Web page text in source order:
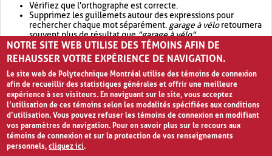
Vérifiez que l'orthographe est correcte.
Supprimez les guillemets autour des expressions pour
rechercher chaque mot séparément. garage à véloretournera
souvent plus de résultat que"garage à vélo".
Envisagez d'élargir votre recherche avec OR.garage OR vélo
retournera souvent plus de résultat quegarage à vélo
NOTRE SITE WEB UTILISE DES TÉMOINS AFIN DE
REHAUSSER VOTRE EXPÉRIENCE DE NAVIGATION.
Le site web de Polytechnique Montréal utilise des témoins de connexion
afin de recueillir des statistiques générales et offrir une meilleure
expérience à ses visiteurs. En naviguant sur le site, vous acceptez
l’utilisation de ces témoins selon les modalités spécifiées aux conditions
d’utilisation. Vous pouvez refuser les témoins de connexion en modifiant
vos paramètres de navigation. Pour en savoir plus sur le recours aux
témoins de connexion et sur la protection de vos renseignements
personnels,cliquez ici.